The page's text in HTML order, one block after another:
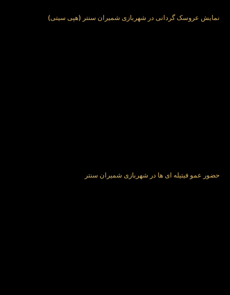
نمایش عروسک گردانی در شهربازی شمیران سنتر (هپی سیتی)
حضور عمو فیتیله ای ها در شهربازی شمیران سنتر